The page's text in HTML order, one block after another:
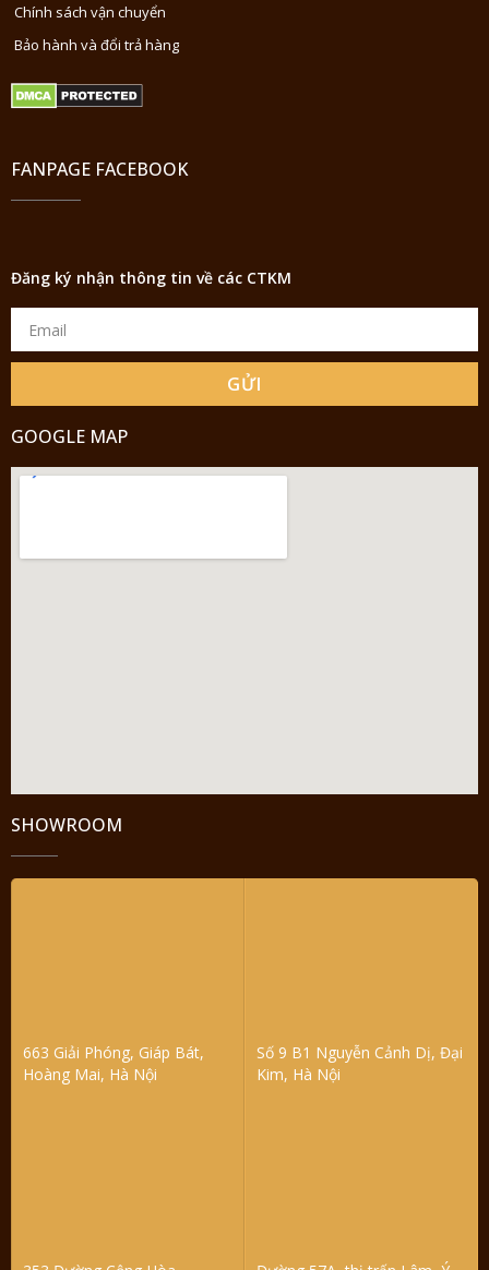
Chính sách vận chuyển
Bảo hành và đổi trả hàng
FANPAGE FACEBOOK
Đăng ký nhận thông tin về các CTKM
GỬI
GOOGLE MAP
SHOWROOM
663 Giải Phóng, Giáp Bát,
Hoàng Mai, Hà Nội
Số 9 B1 Nguyễn Cảnh Dị, Đại
Kim, Hà Nội